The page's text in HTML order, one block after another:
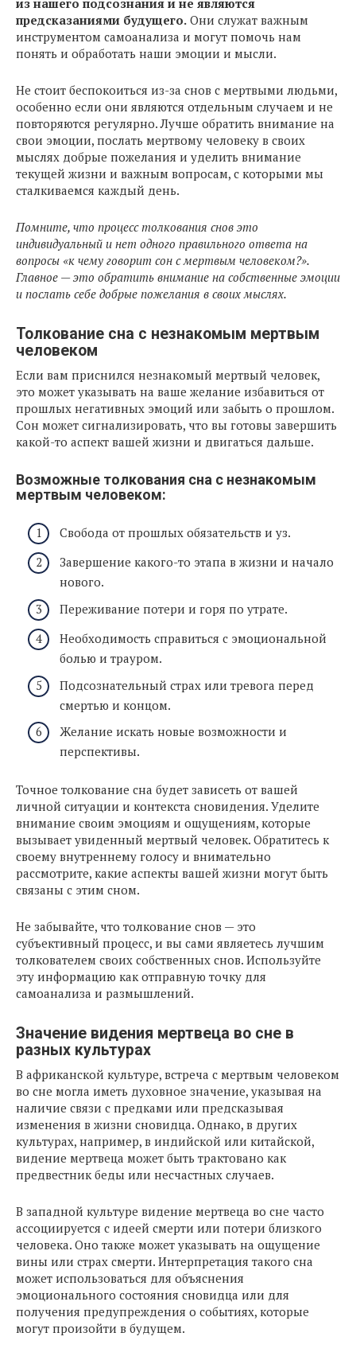
из нашего подсознания и не являются
предсказаниями будущего. Они служат важным
инструментом самоанализа и могут помочь нам
понять и обработать наши эмоции и мысли.
Не стоит беспокоиться из-за снов с мертвыми людьми,
особенно если они являются отдельным случаем и не
повторяются регулярно. Лучше обратить внимание на
свои эмоции, послать мертвому человеку в своих
мыслях добрые пожелания и уделить внимание
текущей жизни и важным вопросам, с которыми мы
сталкиваемся каждый день.
Помните, что процесс толкования снов это
индивидуальный и нет одного правильного ответа на
вопросы «к чему говорит сон с мертвым человеком?».
Главное — это обратить внимание на собственные эмоции
и послать себе добрые пожелания в своих мыслях.
Толкование сна с незнакомым мертвым
человеком
Если вам приснился незнакомый мертвый человек,
это может указывать на ваше желание избавиться от
прошлых негативных эмоций или забыть о прошлом.
Сон может сигнализировать, что вы готовы завершить
какой-то аспект вашей жизни и двигаться дальше.
Возможные толкования сна с незнакомым
мертвым человеком:
Свобода от прошлых обязательств и уз.
Завершение какого-то этапа в жизни и начало
нового.
Переживание потери и горя по утрате.
Необходимость справиться с эмоциональной
болью и трауром.
Подсознательный страх или тревога перед
смертью и концом.
Желание искать новые возможности и
перспективы.
Точное толкование сна будет зависеть от вашей
личной ситуации и контекста сновидения. Уделите
внимание своим эмоциям и ощущениям, которые
вызывает увиденный мертвый человек. Обратитесь к
своему внутреннему голосу и внимательно
рассмотрите, какие аспекты вашей жизни могут быть
связаны с этим сном.
Не забывайте, что толкование снов — это
субъективный процесс, и вы сами являетесь лучшим
толкователем своих собственных снов. Используйте
эту информацию как отправную точку для
самоанализа и размышлений.
Значение видения мертвеца во сне в
разных культурах
В африканской культуре, встреча с мертвым человеком
во сне могла иметь духовное значение, указывая на
наличие связи с предками или предсказывая
изменения в жизни сновидца. Однако, в других
культурах, например, в индийской или китайской,
видение мертвеца может быть трактовано как
предвестник беды или несчастных случаев.
В западной культуре видение мертвеца во сне часто
ассоциируется с идеей смерти или потери близкого
человека. Оно также может указывать на ощущение
вины или страх смерти. Интерпретация такого сна
может использоваться для объяснения
эмоционального состояния сновидца или для
получения предупреждения о событиях, которые
могут произойти в будущем.